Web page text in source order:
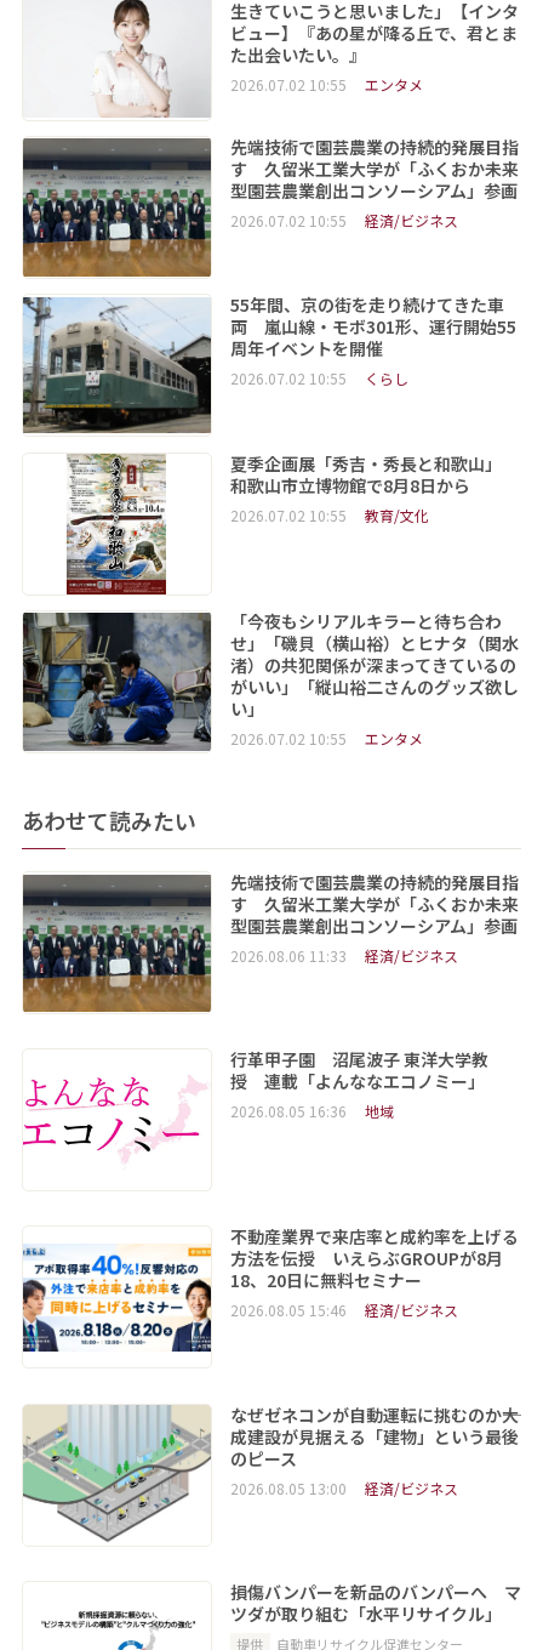
生きていこうと思いました」【インタ
ビュー】『あの星が降る丘で、君とま
た出会いたい。』
2026.07.02 10:55 エンタメ
先端技術で園芸農業の持続的発展目指
す 久留米工業大学が「ふくおか未来
型園芸農業創出コンソーシアム」参画
2026.07.02 10:55 経済/ビジネス
55年間、京の街を走り続けてきた車
両 嵐山線・モボ301形、運行開始55
周年イベントを開催
2026.07.02 10:55 くらし
夏季企画展「秀吉・秀長と和歌山」
和歌山市立博物館で8月8日から
2026.07.02 10:55 教育/文化
「今夜もシリアルキラーと待ち合わ
せ」「磯貝（横山裕）とヒナタ（関水
渚）の共犯関係が深まってきているの
がいい」「縦山裕二さんのグッズ欲し
い」
2026.07.02 10:55 エンタメ
あわせて読みたい
先端技術で園芸農業の持続的発展目指
す 久留米工業大学が「ふくおか未来
型園芸農業創出コンソーシアム」参画
2026.08.06 11:33 経済/ビジネス
行革甲子園 沼尾波子 東洋大学教
授 連載「よんななエコノミー」
2026.08.05 16:36 地域
不動産業界で来店率と成約率を上げる
方法を伝授 いえらぶGROUPが8月
18、20日に無料セミナー
2026.08.05 15:46 経済/ビジネス
なぜゼネコンが自動運転に挑むのか――大
成建設が見据える「建物」という最後
のピース
2026.08.05 13:00 経済/ビジネス
損傷バンパーを新品のバンパーへ マ
ツダが取り組む「水平リサイクル」
提供 自動車リサイクル促進センター